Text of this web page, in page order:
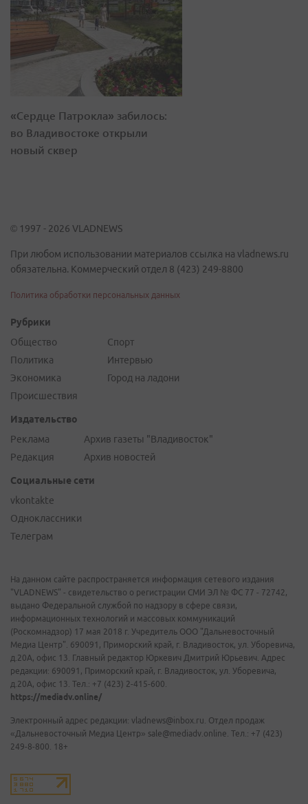
«Сердце Патрокла» забилось:
во Владивостоке открыли
новый сквер
© 1997 - 2026 VLADNEWS
При любом использовании материалов ссылка на vladnews.ru
обязательна. Коммерческий отдел 8 (423) 249-8800
Политика обработки персональных данных
Рубрики
Общество
Политика
Экономика
Происшествия
Спорт
Интервью
Город на ладони
Издательство
Реклама
Редакция
Архив газеты "Владивосток"
Архив новостей
Социальные сети
vkontakte
Одноклассники
Телеграм
На данном сайте распространяется информация сетевого издания
"VLADNEWS" - свидетельство о регистрации СМИ ЭЛ № ФС 77 - 72742,
выдано Федеральной службой по надзору в сфере связи,
информационных технологий и массовых коммуникаций
(Роскомнадзор) 17 мая 2018 г. Учредитель ООО "Дальневосточный
Медиа Центр". 690091, Приморский край, г. Владивосток, ул. Уборевича,
д.20А, офис 13. Главный редактор Юркевич Дмитрий Юрьевич. Адрес
редакции: 690091, Приморский край, г. Владивосток, ул. Уборевича,
д.20А, офис 13. Тел.: +7 (423) 2-415-600.
https://mediadv.online/
Электронный адрес редакции: vladnews@inbox.ru. Отдел продаж
«Дальневосточный Медиа Центр» sale@mediadv.online. Тел.: +7 (423)
249-8-800. 18+